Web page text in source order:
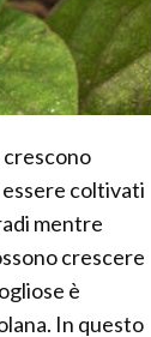
crescono
coltivati
mentre
crescere
è
In questo